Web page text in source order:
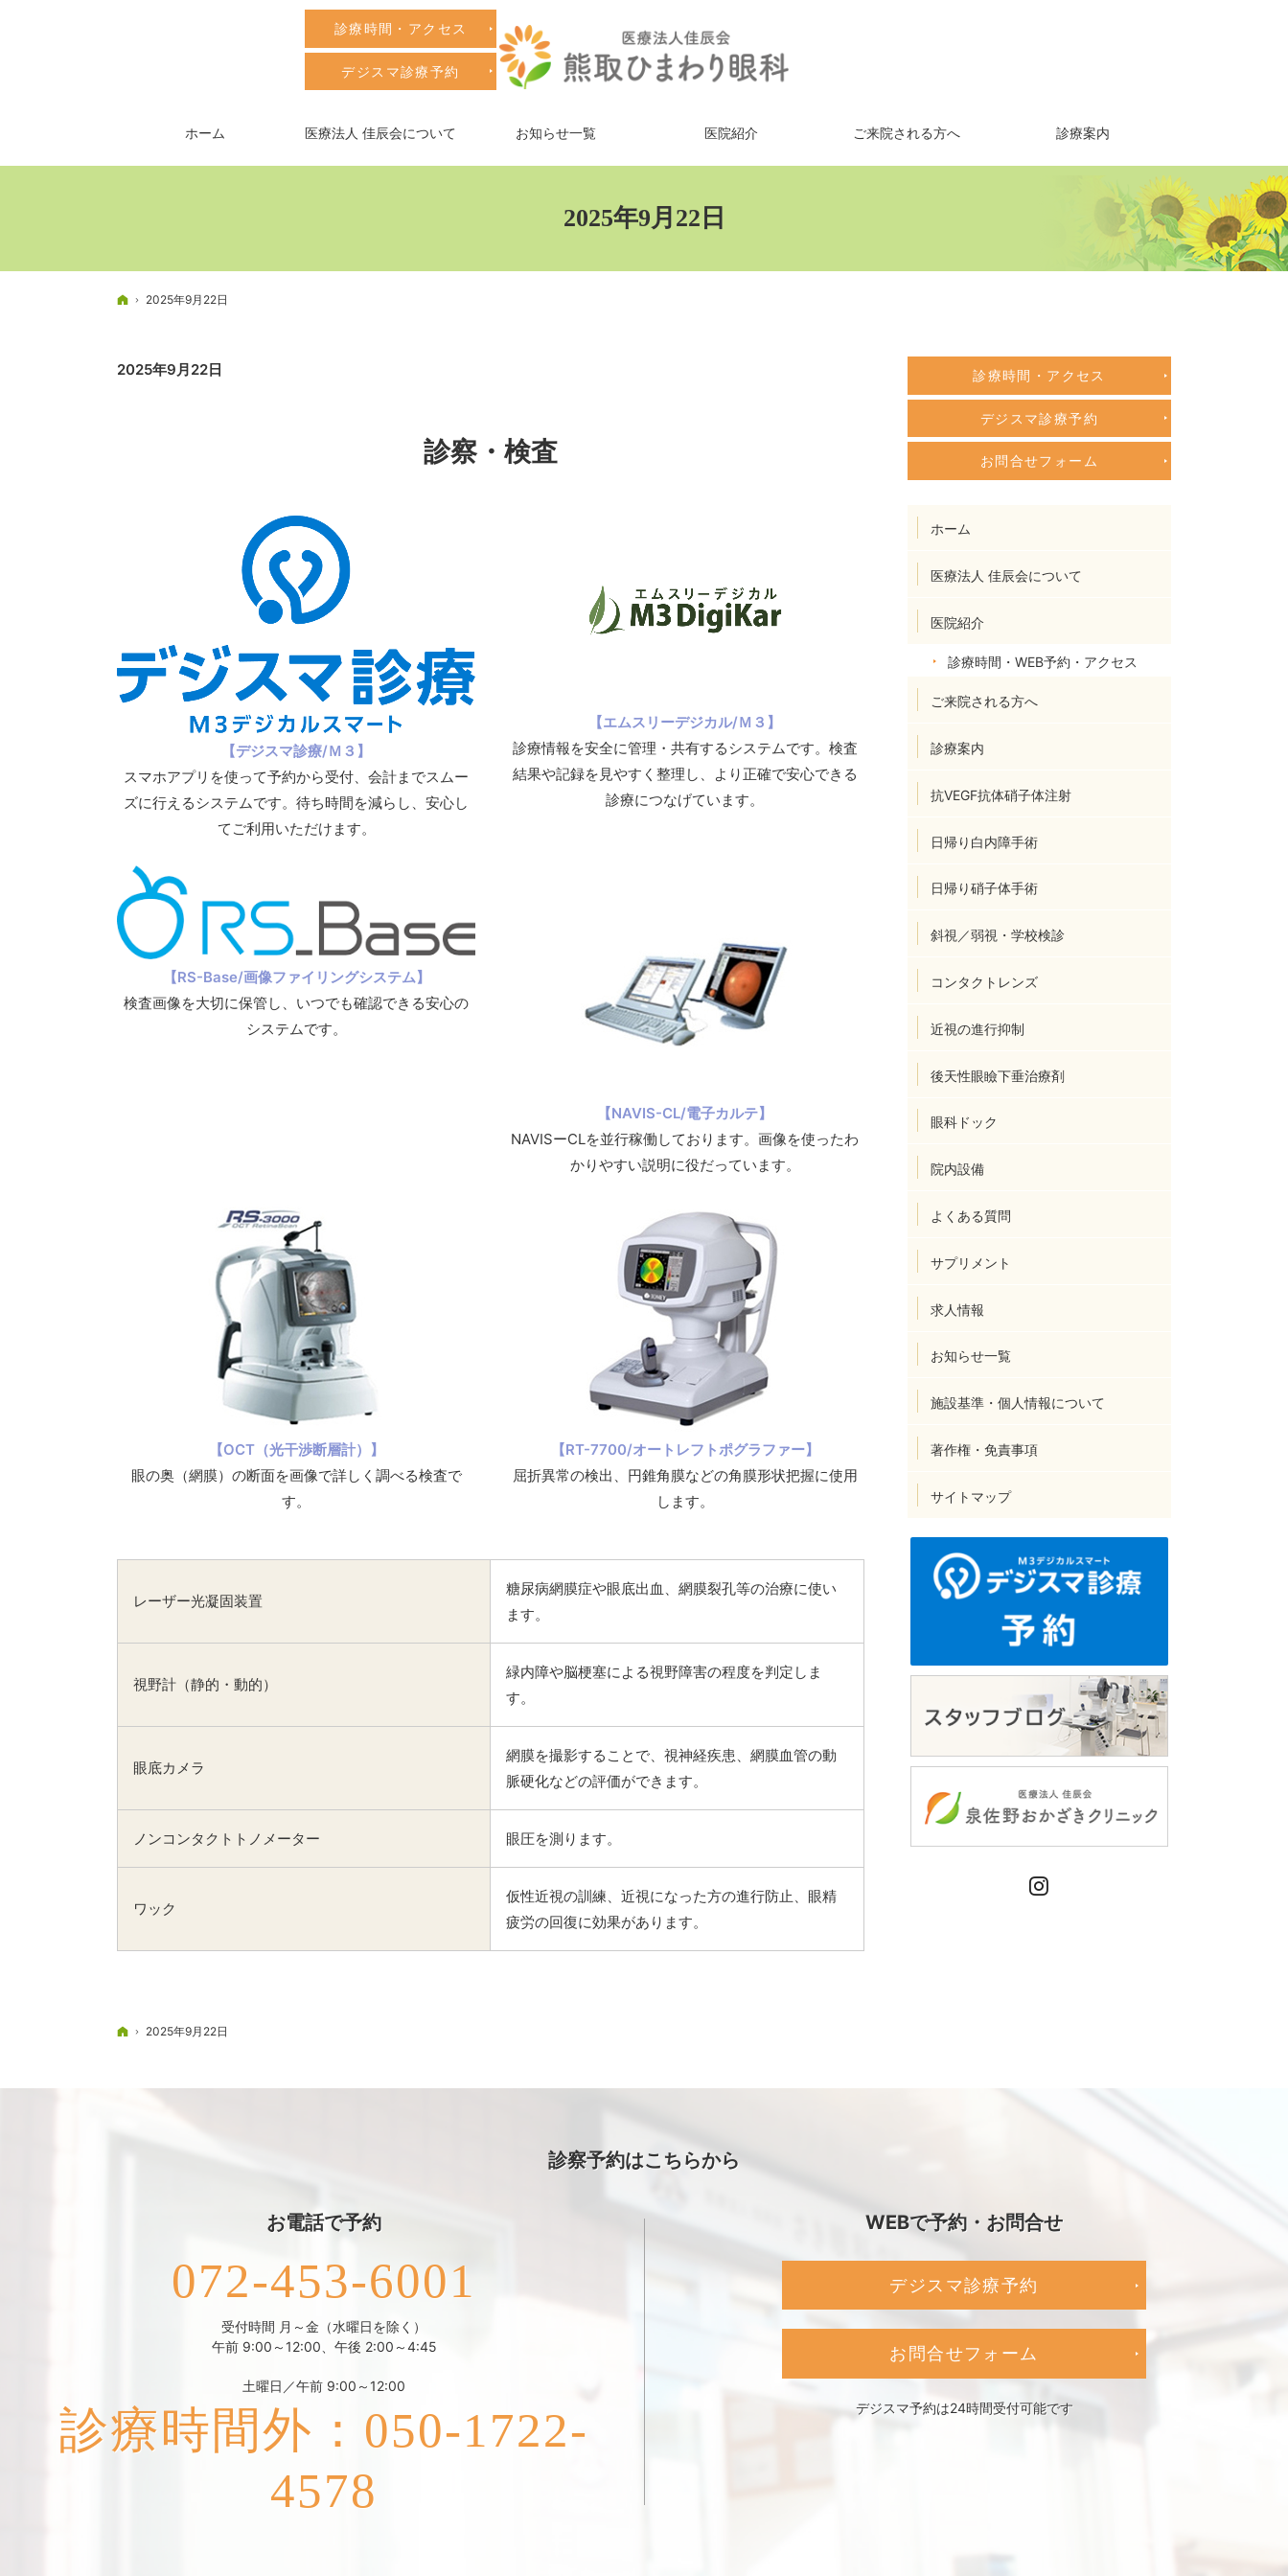
2025年9月22日
ホーム
2025年9月22日
2025年9月22日
診察・検査
【デジスマ診療/Ｍ３】
スマホアプリを使って予約から受付、会計までスムー
ズに行えるシステムです。待ち時間を減らし、安心し
てご利用いただけます。
【エムスリーデジカル/Ｍ３】
診療情報を安全に管理・共有するシステムです。検査
結果や記録を見やすく整理し、より正確で安心できる
診療につなげています。
【RS-Base/画像ファイリングシステム】
検査画像を大切に保管し、いつでも確認できる安心の
システムです。
【NAVIS-CL/電子カルテ】
NAVISーCLを並行稼働しております。画像を使ったわ
かりやすい説明に役だっています。
【OCT（光干渉断層計）】
眼の奥（網膜）の断面を画像で詳しく調べる検査で
す。
【RT-7700/オートレフトポグラファー】
屈折異常の検出、円錐角膜などの角膜形状把握に使用
します。
レーザー光凝固装置
糖尿病網膜症や眼底出血、網膜裂孔等の治療に使い
ます。
視野計（静的・動的）
緑内障や脳梗塞による視野障害の程度を判定しま
す。
眼底カメラ
網膜を撮影することで、視神経疾患、網膜血管の動
脈硬化などの評価ができます。
ノンコンタクトトノメーター 眼圧を測ります。
ワック
仮性近視の訓練、近視になった方の進行防止、眼精
疲労の回復に効果があります。
診療時間・アクセス
デジスマ診療予約
お問合せフォーム
ホーム
医療法人 佳辰会について
医院紹介
診療時間・WEB予約・アクセス
ご来院される方へ
診療案内
抗VEGF抗体硝子体注射
日帰り白内障手術
日帰り硝子体手術
斜視／弱視・学校検診
コンタクトレンズ
近視の進行抑制
後天性眼瞼下垂治療剤
眼科ドック
院内設備
よくある質問
サプリメント
求人情報
お知らせ一覧
施設基準・個人情報について
著作権・免責事項
サイトマップ
ホーム
2025年9月22日
診療時間・アクセス
デジスマ診療予約
ホーム 医療法人 佳辰会について お知らせ一覧 医院紹介 ご来院される方へ 診療案内
診察予約はこちらから
お電話で予約
072-453-6001
受付時間 月～金（水曜日を除く）
午前 9:00～12:00、午後 2:00～4:45
土曜日／午前 9:00～12:00
診療時間外：050-1722-
4578
WEBで予約・お問合せ
デジスマ診療予約
お問合せフォーム
デジスマ予約は24時間受付可能です